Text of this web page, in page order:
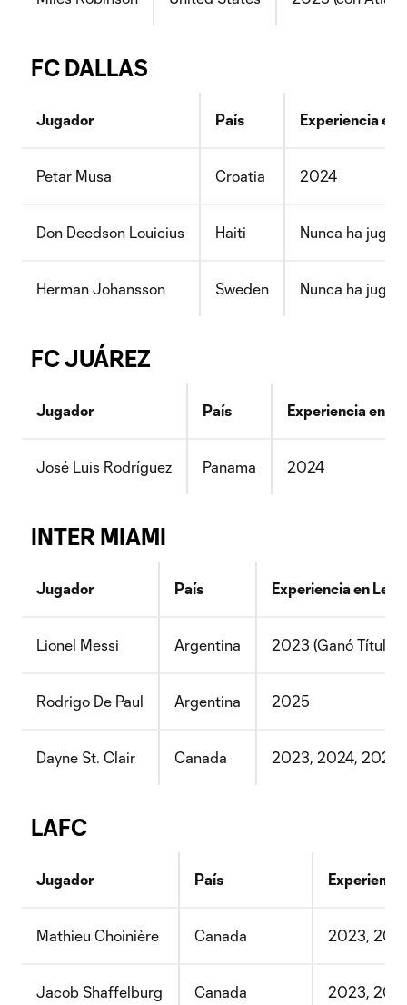
FC DALLAS
Jugador País Experiencia en
Petar Musa Croatia 2024
Don Deedson Louicius Haiti Nunca ha
Herman Johansson Sweden Nunca ha
FC JUÁREZ
Jugador País Experiencia en
José Luis Rodríguez Panama 2024
INTER MIAMI
Jugador País Experiencia en
Lionel Messi Argentina 2023 (Ganó Título
Rodrigo De Paul Argentina 2025
Dayne St. Clair Canada 2023, 2024, 2025
LAFC
Jugador País
Mathieu Choinière Canada 2023,
Jacob Shaffelburg Canada 2023,